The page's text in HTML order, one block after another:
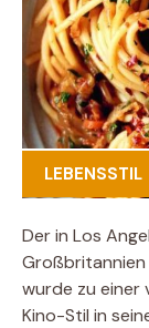
LEBENSSTIL
Der in Los
Großbritannien
wurde zu einer
Kino-Stil in